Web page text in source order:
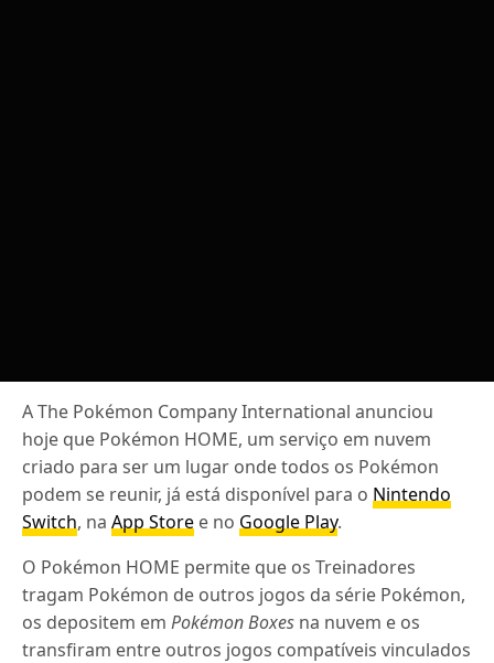
A The Pokémon Company International anunciou
hoje que Pokémon HOME, um serviço em nuvem
criado para ser um lugar onde todos os Pokémon
podem se reunir, já está disponível para o Nintendo
Switch, naApp Store e no Google Play.
O Pokémon HOME permite que os Treinadores
tragam Pokémon de outros jogos da série Pokémon,
os depositem emPokémonBoxes na nuvem e os
transfiram entre outros jogos compatíveis vinculados